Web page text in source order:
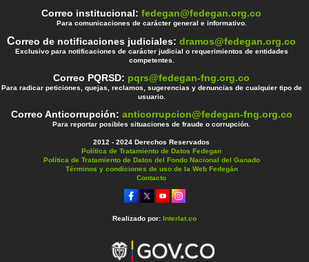
Correo institucional:fedegan@fedegan.org.co
Para comunicaciones de carácter general e informativo.
Correo de notificaciones judiciales:dramos@fedegan.org.co
Exclusivo para notificaciones de carácter judicial o requerimientos de entidades
competentes.
Correo PQRSD: pqrs@fedegan-fng.org.co
Para radicar peticiones, quejas, reclamos, sugerencias y denuncias de cualquier tipo de
usuario.
Correo Anticorrupción: anticorrupcion@fedegan-fng.org.co
Para reportar posibles situaciones de fraude o corrupción.
2012 - 2024 Derechos Reservados
Política de Tratamiento de Datos Fedegan
Política de Tratamiento de Datos del Fondo Nacional del Ganado
Términos y condiciones de uso de la Web Fedegán
Contacto
Realizado por: Interlat.co